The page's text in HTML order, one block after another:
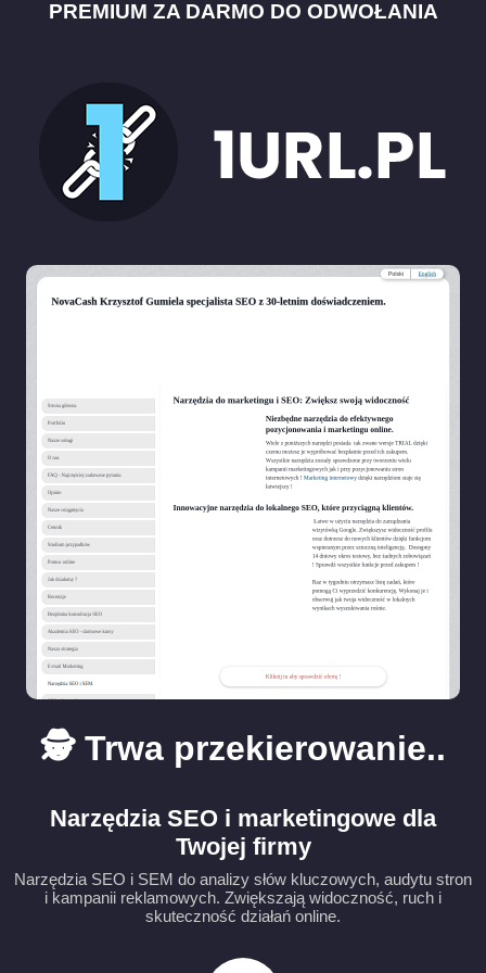
PREMIUM ZA DARMO DO ODWOŁANIA
🕵️ Trwa przekierowanie..
Narzędzia SEO i marketingowe dla
Twojej firmy
Narzędzia SEO i SEM do analizy słów kluczowych, audytu stron
i kampanii reklamowych. Zwiększają widoczność, ruch i
skuteczność działań online.